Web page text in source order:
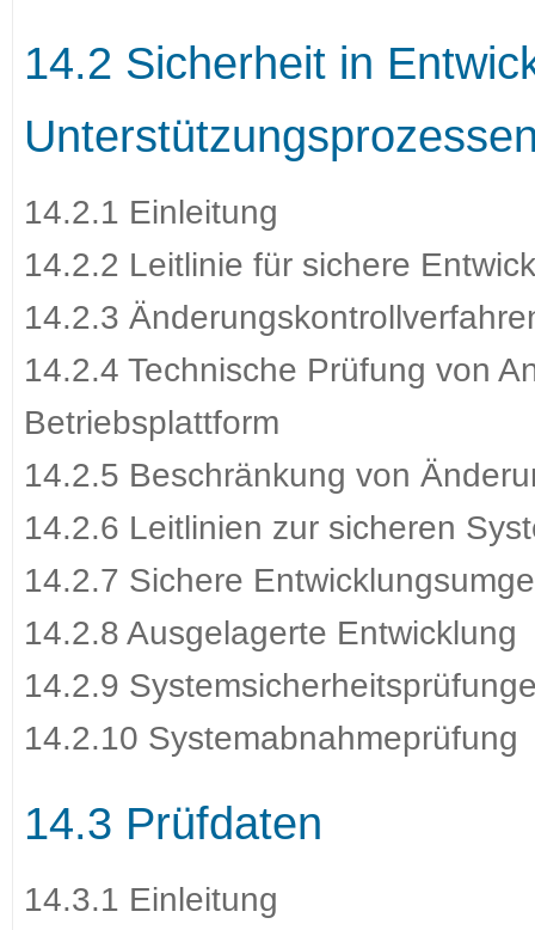
14.2 Sicherheit in
14.2.1 Einleitung
14.2.2 Leitlinie für sichere
14.2.3
14.2.4 Technische Prüfung von
Betriebsplattform
14.2.5 Beschränkung von
14.2.6 Leitlinien zur sicheren
14.2.7 Sichere
14.2.8 Ausgelagerte Entwicklung
14.2.9
14.2.10 Systemabnahmeprüfung
14.3 Prüfdaten
14.3.1 Einleitung